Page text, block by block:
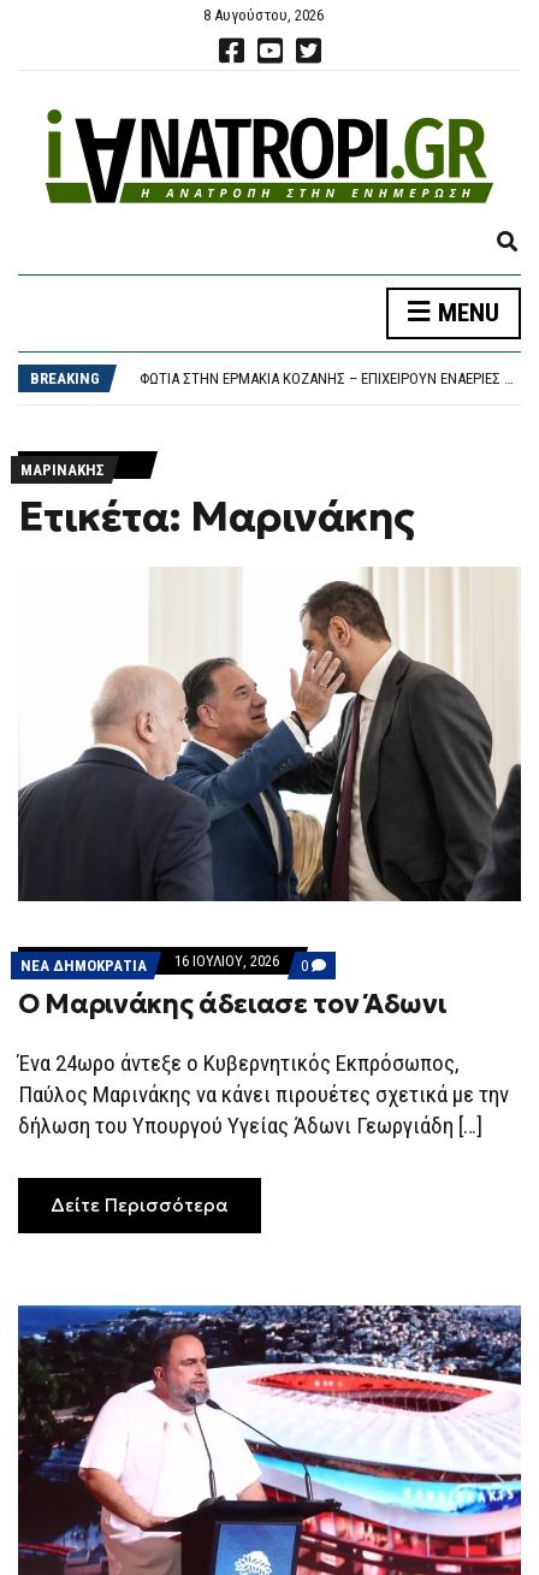
8 Αυγούστου, 2026
E
P
N
O
MENU
BREAKING
Η ΟΜΟΣΠΟΝΔΊΑ ΤΗΣ ΑΡΓΕΝΤΙΝΉΣ ΠΕΡΙΜΈΝΕΙ ΤΙ ΘΑ ΑΠΟΦΑΣΊΣΟΥΝ ΟΙ ΜΈΣΙ ΚΑΙ ΣΚΑΛΌΝΙ
ΦΩΤΙΆ ΣΤΗΝ ΕΡΜΑΚΙΆ ΚΟΖΆΝΗΣ – ΕΠΙΧΕΙΡΟΎΝ ΕΝΑΈΡΙΕΣ ΚΑΙ ΕΠΊΓΕΙΕΣ ΔΥΝΆΜΕΙΣ
ΜΑΡΙΝΆΚΗΣ
Ετικέτα: Μαρινάκης
ΝΕΑ ΔΗΜΟΚΡΑΤΙΑ 16 ΙΟΥΛΊΟΥ, 2026 0 COMMENTS
ON
Ο
ΜΑΡΙΝΆΚΗΣ
ΤΟΝ
ΆΔΩΝΙ
Ο Μαρινάκης άδειασε τον Άδωνι
Ένα 24ωρο άντεξε ο Κυβερνητικός Εκπρόσωπος,
Παύλος Μαρινάκης να κάνει πιρουέτες σχετικά με την
δήλωση του Υπουργού Υγείας Άδωνι Γεωργιάδη […]
Δείτε Περισσότερα